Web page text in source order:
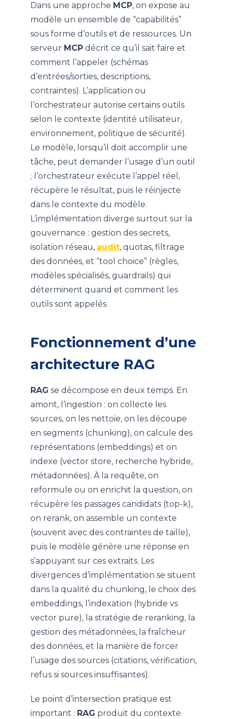
Dans une approche MCP, on expose au
modèle un ensemble de “capabilités”
sous forme d’outils et de ressources. Un
serveur MCP décrit ce qu’il sait faire et
comment l’appeler (schémas
d’entrées/sorties, descriptions,
contraintes). L’application ou
l’orchestrateur autorise certains outils
selon le contexte (identité utilisateur,
environnement, politique de sécurité).
Le modèle, lorsqu’il doit accomplir une
tâche, peut demander l’usage d’un outil
; l’orchestrateur exécute l’appel réel,
récupère le résultat, puis le réinjecte
dans le contexte du modèle.
L’implémentation diverge surtout sur la
gouvernance : gestion des secrets,
isolation réseau, audit, quotas, filtrage
des données, et “tool choice” (règles,
modèles spécialisés, guardrails) qui
déterminent quand et comment les
outils sont appelés.
Fonctionnement d’une
architecture RAG
RAG se décompose en deux temps. En
amont, l’ingestion : on collecte les
sources, on les nettoie, on les découpe
en segments (chunking), on calcule des
représentations (embeddings) et on
indexe (vector store, recherche hybride,
métadonnées). À la requête, on
reformule ou on enrichit la question, on
récupère les passages candidats (top-k),
on rerank, on assemble un contexte
(souvent avec des contraintes de taille),
puis le modèle génère une réponse en
s’appuyant sur ces extraits. Les
divergences d’implémentation se situent
dans la qualité du chunking, le choix des
embeddings, l’indexation (hybride vs
vector pure), la stratégie de reranking, la
gestion des métadonnées, la fraîcheur
des données, et la manière de forcer
l’usage des sources (citations, vérification,
refus si sources insuffisantes).
Le point d’intersection pratique est
important : RAG produit du contexte